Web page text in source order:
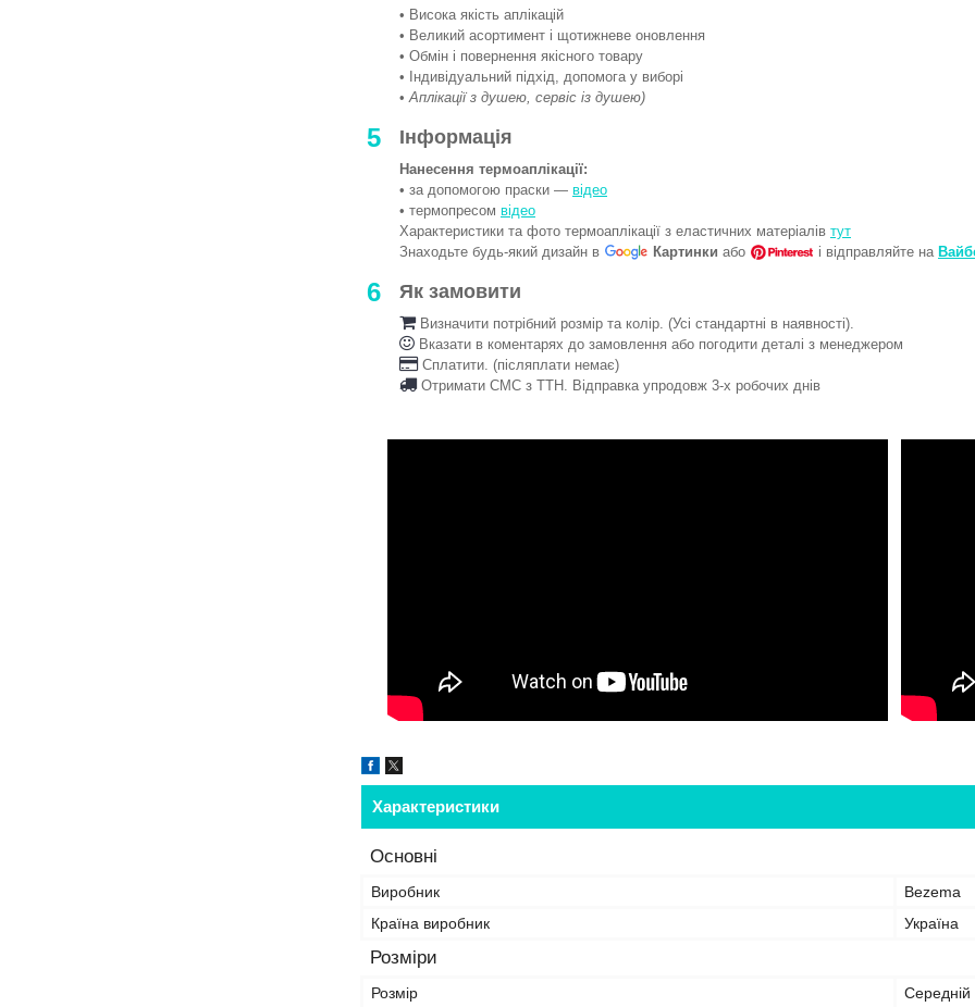
• Висока якість аплікацій
• Великий асортимент і щотижневе оновлення
• Обмін і повернення якісного товару
• Індивідуальний підхід, допомога у виборі
•Аплікації з душею, сервіс із душею)
5 Інформація
Нанесення термоаплікації:
• за допомогою праски — відео
• термопресом відео
Характеристики та фото термоаплікації з еластичних матеріалів тут
Знаходьте будь-який дизайн в
Картинки або і відправляйте на
6 Як замовити
Визначити потрібний розмір та колір. (Усі стандартні в наявності).
Вказати в коментарях до замовлення або погодити деталі з менеджером
Сплатити. (післяплати немає)
Отримати СМС з ТТН. Відправка упродовж 3-х робочих днів
Характеристики
Основні
Виробник
Bezema
Країна виробник
Україна
Розміри
Розмір Середній